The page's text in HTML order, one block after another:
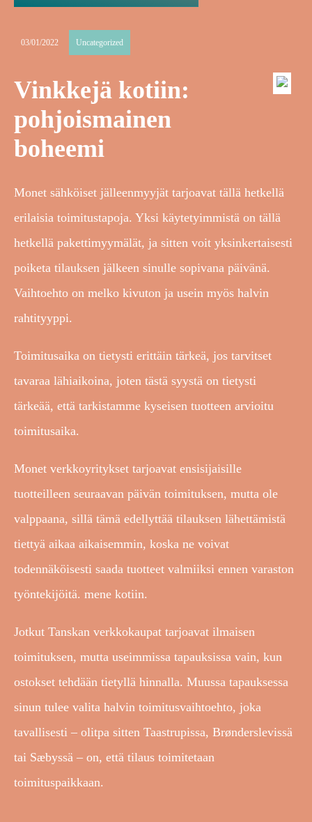
03/01/2022 Uncategorized
Vinkkejä kotiin:
pohjoismainen
boheemi
Monet sähköiset jälleenmyyjät tarjoavat tällä hetkellä
erilaisia toimitustapoja. Yksi käytetyimmistä on tällä
hetkellä pakettimyymälät, ja sitten voit yksinkertaisesti
poiketa tilauksen jälkeen sinulle sopivana päivänä.
Vaihtoehto on melko kivuton ja usein myös halvin
rahtityyppi.
Toimitusaika on tietysti erittäin tärkeä, jos tarvitset
tavaraa lähiaikoina, joten tästä syystä on tietysti
tärkeää, että tarkistamme kyseisen tuotteen arvioitu
toimitusaika.
Monet verkkoyritykset tarjoavat ensisijaisille
tuotteilleen seuraavan päivän toimituksen, mutta ole
valppaana, sillä tämä edellyttää tilauksen lähettämistä
tiettyä aikaa aikaisemmin, koska ne voivat
todennäköisesti saada tuotteet valmiiksi ennen varaston
työntekijöitä. mene kotiin.
Jotkut Tanskan verkkokaupat tarjoavat ilmaisen
toimituksen, mutta useimmissa tapauksissa vain, kun
ostokset tehdään tietyllä hinnalla. Muussa tapauksessa
sinun tulee valita halvin toimitusvaihtoehto, joka
tavallisesti – olitpa sitten Taastrupissa, Brønderslevissä
tai Sæbyssä – on, että tilaus toimitetaan
toimituspaikkaan.